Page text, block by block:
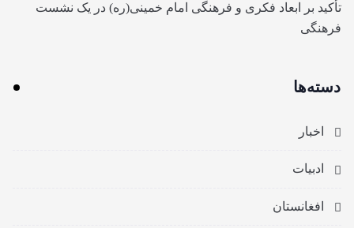
تأکید بر ابعاد فکری و فرهنگی امام خمینی(ره) در یک نشست
فرهنگی
دسته‌ها
اخبار
ادبیات
افغانستان